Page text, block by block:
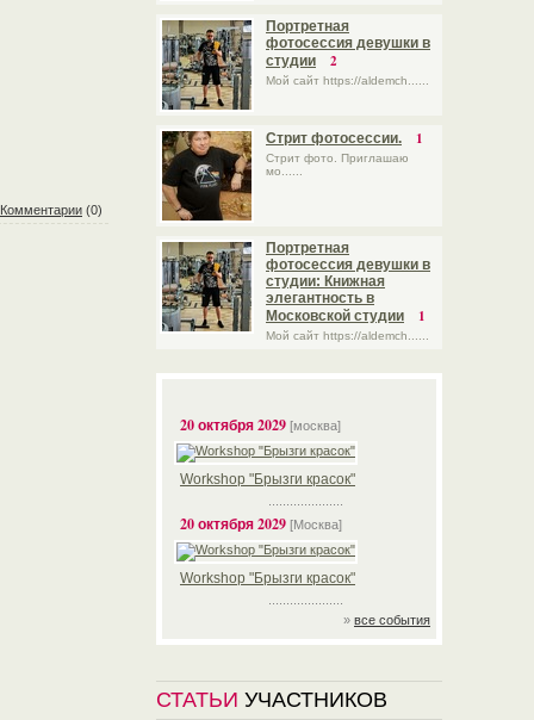
Комментарии (0)
Портретная
фотосессия девушки в
студии
2
Мой сайт https://aldemch......
Стрит фотосессии. 1
Стрит фото. Приглашаю
мо......
Портретная
фотосессия девушки в
студии: Книжная
элегантность в
Московской студии
1
Мой сайт https://aldemch......
20 октября 2029 [москва]
Workshop "Брызги красок"
20 октября 2029 [Москва]
Workshop "Брызги красок"
» все события
СТАТЬИ УЧАСТНИКОВ